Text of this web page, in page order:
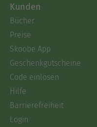
Kunden
Bücher
Preise
Skoobe App
Geschenkgutscheine
Code einlösen
Hilfe
Barrierefreiheit
Login